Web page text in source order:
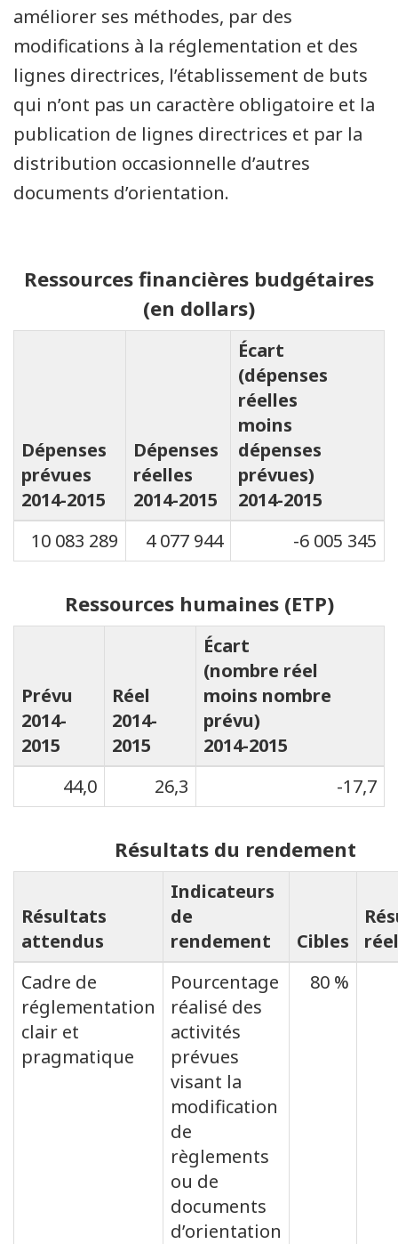
améliorer ses méthodes, par des
modifications à la réglementation et des
lignes directrices, l’établissement de buts
qui n’ont pas un caractère obligatoire et la
publication de lignes directrices et par la
distribution occasionnelle d’autres
documents d’orientation.
Ressources financières budgétaires
(en dollars)
Dépenses
prévues
2014-2015
Dépenses
réelles
2014-2015
Écart
(dépenses
réelles
moins
dépenses
prévues)
2014-2015
10 083 289
4 077 944 -6 005 345
Ressources humaines (ETP)
Prévu
2014-
2015
Réel
2014-
2015
Écart
(nombre réel
moins nombre
prévu)
2014-2015
44,0
26,3 -17,7
Résultats du rendement
Résultats
attendus
Indicateurs
de
rendement
Cibles
Cadre de
réglementation
clair et
pragmatique
Pourcentage
réalisé des
activités
prévues
visant la
modification
de
règlements
ou de
documents
d’orientation
80 %